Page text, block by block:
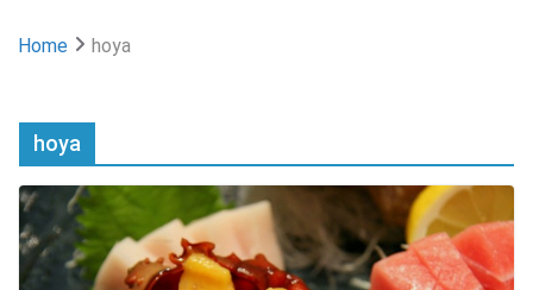
Home hoya
hoya